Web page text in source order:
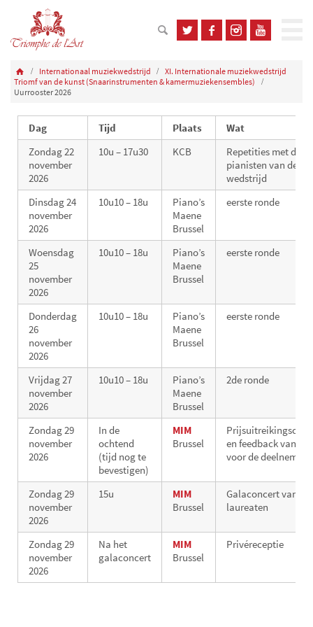
Internationaal muziekwedstrijd
XI. Internationale muziekwedstrijd
Triomf van de kunst (Snaarinstrumenten & kamermuziekensembles)
Uurrooster 2026
Dag Tijd Plaats
Wat
Zondag 22
november
2026
10u – 17u30 KCB
Repetities met de
pianisten van de
wedstrijd
Dinsdag 24
november
2026
10u10 – 18u
Piano’s
Maene
Brussel
eerste ronde
Woensdag
25
november
2026
10u10 – 18u
Piano’s
Maene
Brussel
eerste ronde
Donderdag
26
november
2026
10u10 – 18u
Piano’s
Maene
Brussel
eerste ronde
Vrijdag 27
november
2026
10u10 – 18u
Piano’s
Maene
Brussel
2de ronde
Zondag 29
november
2026
In de
ochtend
(tijd nog te
bevestigen)
MIM
Brussel
en feedback van de
voor de deelnemers
Zondag 29
november
2026
15u
MIM
Brussel
Galaconcert van de
laureaten
Zondag 29
november
2026
Na het
galaconcert
MIM
Brussel
Privéreceptie